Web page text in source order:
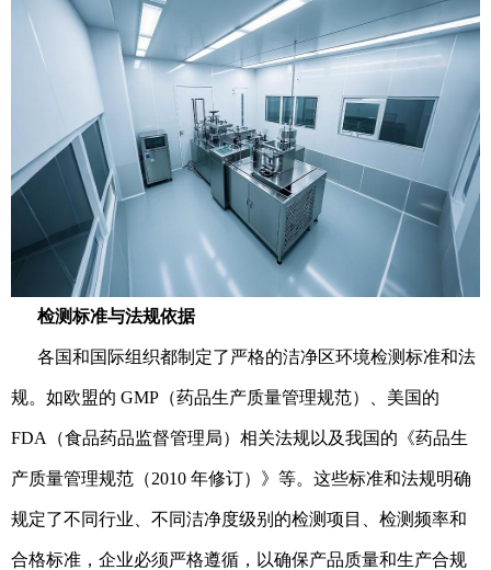
检测标准与法规依据
各国和国际组织都制定了严格的洁净区环境检测标准和法
规。如欧盟的 GMP（药品生产质量管理规范）、美国的
FDA（食品药品监督管理局）相关法规以及我国的《药品生
产质量管理规范（2010 年修订）》等。这些标准和法规明确
规定了不同行业、不同洁净度级别的检测项目、检测频率和
合格标准，企业必须严格遵循，以确保产品质量和生产合规